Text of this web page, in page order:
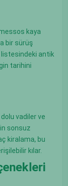
kaya
bir sürüş
listesindeki antik
tarihini
vadiler ve
sonsuz
kiralama, bu
kılar.